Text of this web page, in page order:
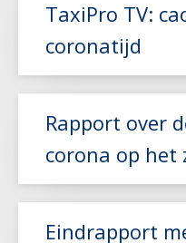
Lees meer
TaxiPro TV:
coronatijd
Rapport over
corona op het
Eindrapport